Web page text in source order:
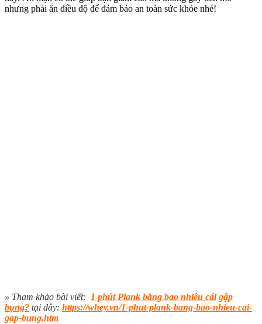
nhưng phải ăn điều độ để đảm bảo an toàn sức khỏe nhé!
» Tham khảo bài viết:
1 phút Plank bằng bao nhiêu cái gập
bụng? tại đây: https://whey.vn/1-phut-plank-bang-bao-nhieu-cai-
gap-bung.htm